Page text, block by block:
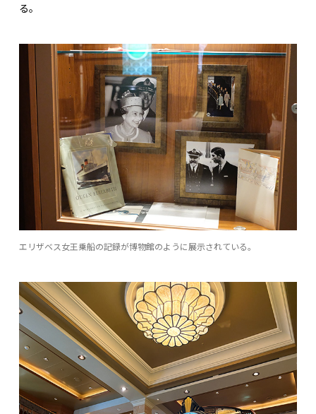
る。
エリザベス女王乗船の記録が博物館のように展示されている。